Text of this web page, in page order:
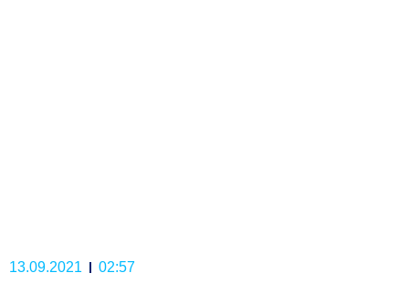
13.09.2021 02:57